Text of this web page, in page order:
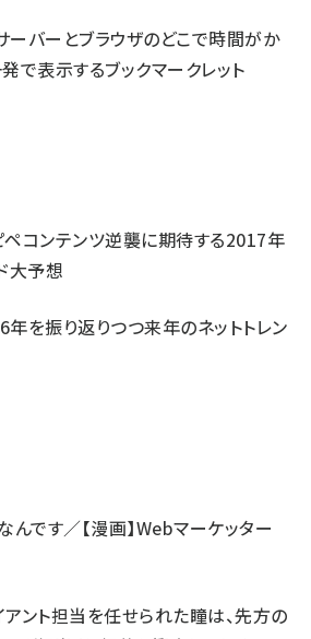
バーとブラウザのどこで時間がか
で表示するブックマークレット
ペコンテンツ逆襲に期待する2017年
大予想
年を振り返りつつ来年のネットトレン
んです／【漫画】Webマーケッター
ント担当を任せられた瞳は、先方の